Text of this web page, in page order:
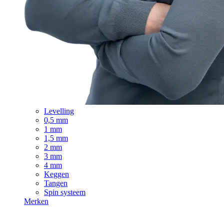
Levelling
0,5 mm
1 mm
1,5 mm
2 mm
3 mm
4 mm
Keggen
Tangen
Spin systeem
Merken